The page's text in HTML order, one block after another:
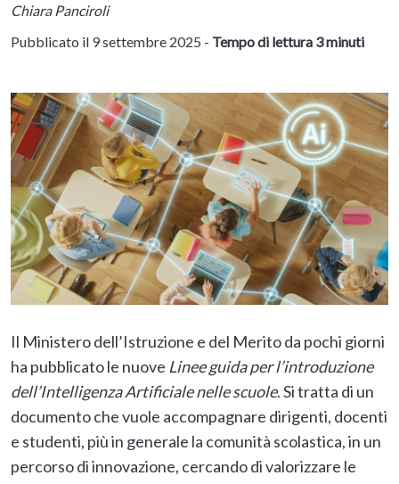
Chiara Panciroli
Pubblicato il 9 settembre 2025 - Tempo di lettura 3 minuti
Il Ministero dell’Istruzione e del Merito da pochi giorni
ha pubblicato le nuove Linee guida per l’introduzione
dell’Intelligenza Artificiale nelle scuole. Si tratta di un
documento che vuole accompagnare dirigenti, docenti
e studenti, più in generale la comunità scolastica, in un
percorso di innovazione, cercando di valorizzare le